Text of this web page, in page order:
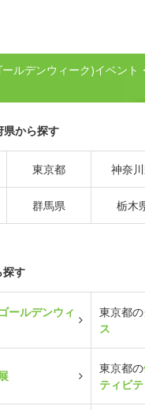
ルデンウィーク)イベント
県から探す
東京都 神奈
群馬県 栃木
探す
ールデンウィ
東京都の
ス
東京都の
ティビテ